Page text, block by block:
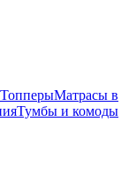
ТопперыМатрасы в
Тумбы и комоды